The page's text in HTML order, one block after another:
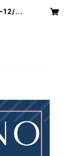
12/7